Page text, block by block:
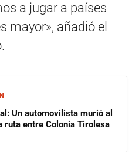
a jugar a países
mayor», añadió el
Un automovilista murió al
ruta entre Colonia Tirolesa